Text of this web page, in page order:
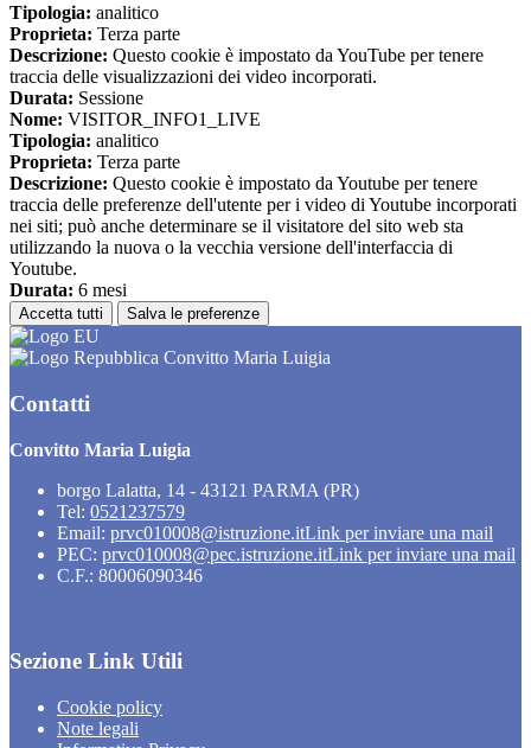
Tipologia: analitico
Proprieta: Terza parte
Descrizione: Questo cookie è impostato da YouTube per tenere
traccia delle visualizzazioni dei video incorporati.
Durata: Sessione
Nome: VISITOR_INFO1_LIVE
Tipologia: analitico
Proprieta: Terza parte
Descrizione: Questo cookie è impostato da Youtube per tenere
traccia delle preferenze dell'utente per i video di Youtube incorporati
nei siti; può anche determinare se il visitatore del sito web sta
utilizzando la nuova o la vecchia versione dell'interfaccia di
Youtube.
Durata: 6 mesi
Accetta tutti Salva le preferenze
Convitto Maria Luigia
Contatti
Convitto Maria Luigia
borgo Lalatta, 14 - 43121 PARMA (PR)
Tel: 0521237579
Email: prvc010008@istruzione.itLink per inviare una mail
PEC: prvc010008@pec.istruzione.itLink per inviare una mail
C.F.: 80006090346
Sezione Link Utili
Cookie policy
Note legali